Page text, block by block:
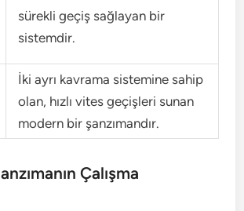
sürekli geçiş sağlayan bir
sistemdir.
İki ayrı kavrama sistemine sahip
olan, hızlı vites geçişleri sunan
modern bir şanzımandır.
Çalışma